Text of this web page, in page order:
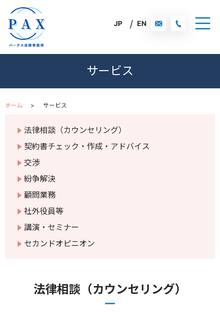
EN
JP
サービス
ホーム サービス
法律相談（カウンセリング）
契約書チェック・作成・アドバイス
交渉
紛争解決
顧問業務
社外役員等
講演・セミナー
セカンドオピニオン
法律相談（カウンセリング）